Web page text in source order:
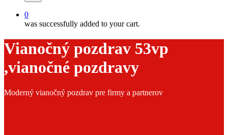
0
was successfully added to your cart.
Vianočný pozdrav 53vp
,vianočné pozdravy
Moderný vianočný pozdrav pre firmy a partnerov